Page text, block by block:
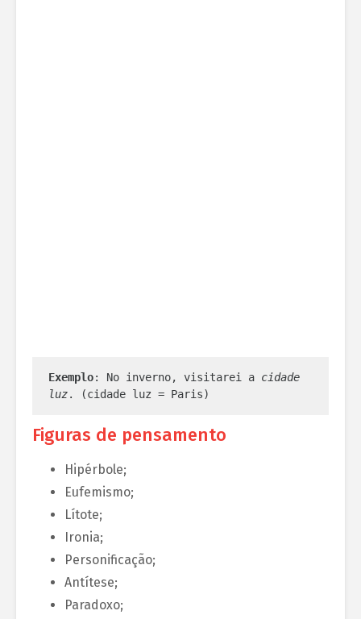
Exemplo: No inverno, visitarei a cidade
luz. (cidade luz = Paris)
Figuras de pensamento
Hipérbole;
Eufemismo;
Lítote;
Ironia;
Personificação;
Antítese;
Paradoxo;